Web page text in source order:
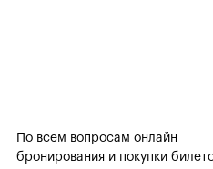
По всем вопросам онлайн
бронирования и покупки